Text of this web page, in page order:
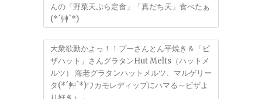
んの「野菜天ぷら定食」「真だち天」食べたぁ
(*´艸`*)
大衆欲動かよっ！！プーさんとん平焼き＆「ピ
ザハット」さんグラタンHut Melts（ハットメ
ルツ） 海老グラタンハットメルツ、マルゲリー
タ(*´艸`*)ワカモレディップにハマる～ピザよ